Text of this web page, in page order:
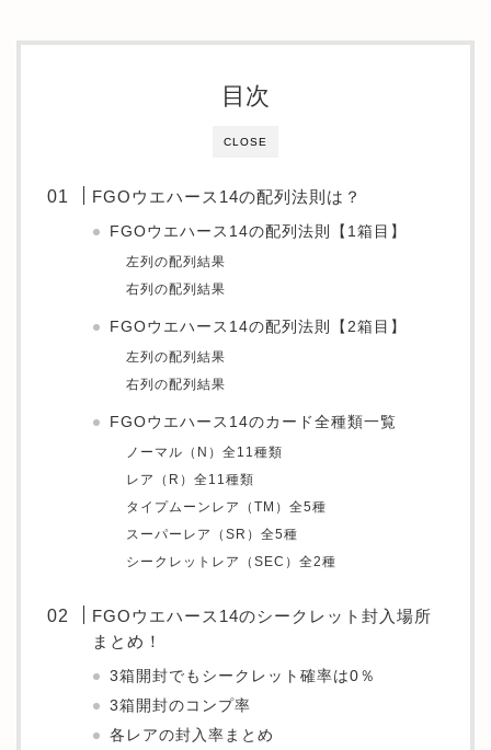
CLOSE
目次
FGOウエハース14の配列法則は？
FGOウエハース14の配列法則【1箱目】
左列の配列結果
右列の配列結果
FGOウエハース14の配列法則【2箱目】
左列の配列結果
右列の配列結果
FGOウエハース14のカード全種類一覧
ノーマル（N）全11種類
レア（R）全11種類
タイプムーンレア（TM）全5種
スーパーレア（SR）全5種
シークレットレア（SEC）全2種
FGOウエハース14のシークレット封入場所
まとめ！
3箱開封でもシークレット確率は0％
3箱開封のコンプ率
各レアの封入率まとめ